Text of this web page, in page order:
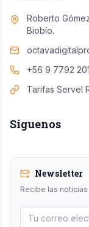
Roberto
Biobío.
+56 9 7792
Tarifas Servel
Síguenos
Newsletter
Recibe las